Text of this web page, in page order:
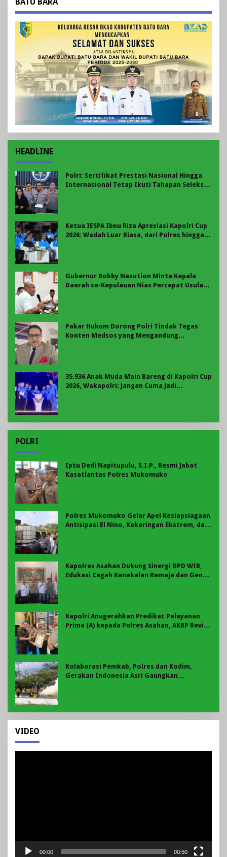
HEADLINE
Polri: Sertifikat Prestasi Nasional Hingga
Internasional Tetap Ikuti Tahapan Seleksi
Ketua IESPA Ibnu Riza Apresiasi Kapolri Cup
2026: Wadah Luar Biasa, dari Polres hingga
Gubernur Bobby Nasution Minta Kepala
Daerah se-Kepulauan Nias Percepat Usulan
Pakar Hukum Dorong Polri Tindak Tegas
Konten Medsos yang Mengandung
35.936 Anak Muda Main Bareng di Kapolri Cup
2026, Wakapolri: Jangan Cuma Jadi
POLRI
Iptu Dedi Napitupulu, S.I.P., Resmi Jabat
Kasatlantas Polres Mukomuko
Polres Mukomuko Gelar Apel Kesiapsiagaan
Antisipasi El Nino, Kekeringan Ekstrem, dan
Kapolres Asahan Dukung Sinergi DPD WIB,
Edukasi Cegah Kenakalan Remaja dan Geng
Kapolri Anugerahkan Predikat Pelayanan
Prima (A) kepada Polres Asahan, AKBP Revi
Kolaborasi Pemkab, Polres dan Kodim,
Gerakan Indonesia Asri Gaungkan
VIDEO
00:00 00:50